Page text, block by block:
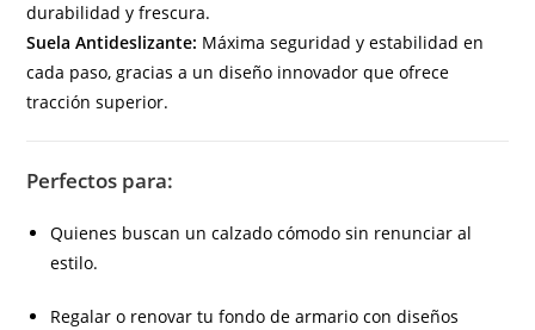
durabilidad y frescura.
Suela Antideslizante: Máxima seguridad y estabilidad en
cada paso, gracias a un diseño innovador que ofrece
tracción superior.
Perfectos para:
Quienes buscan un calzado cómodo sin renunciar al
estilo.
Regalar o renovar tu fondo de armario con diseños